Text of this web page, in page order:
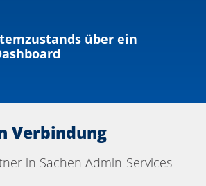
über ein
Verbindung
in Sachen Admin-Services